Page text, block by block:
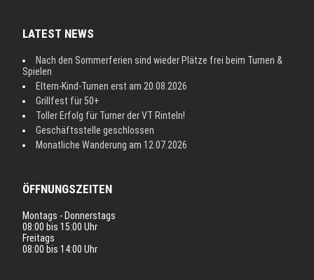
LATEST NEWS
Nach den Sommerferien sind wieder Plätze frei beim Turnen &
Spielen
Eltern-Kind-Turnen erst am 20.08.2026
Grillfest für 50+
Toller Erfolg für Turner der VT Rinteln!
Geschäftsstelle geschlossen
Monatliche Wanderung am 12.07.2026
ÖFFNUNGSZEITEN
Montags - Donnerstags
08:00 bis 15:00 Uhr
Freitags
08:00 bis 14:00 Uhr